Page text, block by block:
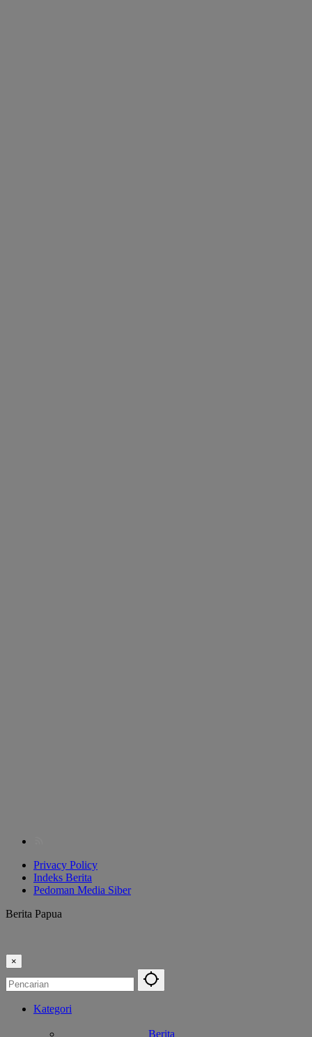
Privacy Policy
Indeks Berita
Pedoman Media Siber
Berita Papua
×
Kategori
Berita